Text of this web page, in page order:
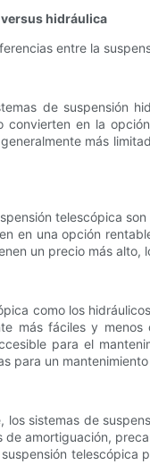
hidráulica
entre la
de suspensión
convierten en la
más
telescópica
en una opción
un precio más
como los
más fáciles y
para el
para un
sistemas de
amortiguación,